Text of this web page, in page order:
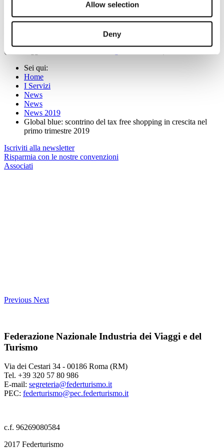
Allow selection
Deny
Milano si conferma meta prediletta di Tax Free Shopping con un
incremento del 16%, segue Roma con il 13%, Firenze con un
+11% per arrivare a Venezia con un +19%.
( Per maggiori informazioni:
Sei qui:
Home
I Servizi
News
News
News 2019
Global blue: scontrino del tax free shopping in crescita nel
primo trimestre 2019
Iscriviti alla newsletter
Risparmia con le nostre convenzioni
Associati
Previous Next
Federazione Nazionale Industria dei Viaggi e del
Turismo
Via dei Cestari 34 - 00186 Roma (RM)
Tel. +39 320 57 80 986
E-mail: segreteria@federturismo.it
PEC: federturismo@pec.federturismo.it
c.f. 96269080584
2017 Federturismo